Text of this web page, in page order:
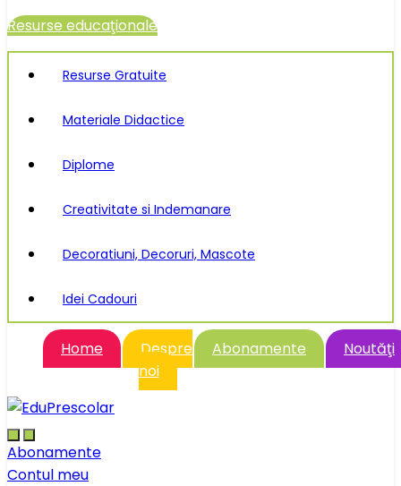
Resurse educaţionale
Resurse Gratuite
Materiale Didactice
Diplome
Creativitate si Indemanare
Decoratiuni, Decoruri, Mascote
Idei Cadouri
Home
Despre
noi
Abonamente Noutăţi
Abonamente
Contul meu